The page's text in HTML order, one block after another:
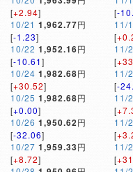
[+2.94]
10/21 1,962.77円
[-1.23]
10/22 1,952.16円
[-10.61]
10/24 1,982.68円
[+30.52]
10/25 1,982.68円
[+0.00]
10/26 1,950.62円
[-32.06]
10/27 1,959.33円
[+8.72]
[-
11/
[
11/
[
11/
[-
11/
[
11/
[
11/
[